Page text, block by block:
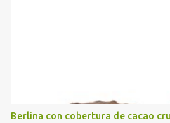
Berlina con cobertura de cacao